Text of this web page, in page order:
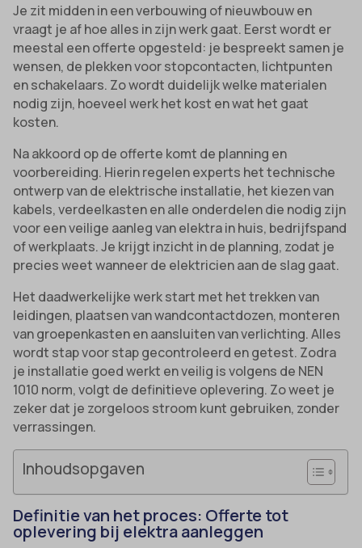
Je zit midden in een verbouwing of nieuwbouw en
vraagt je af hoe alles in zijn werk gaat. Eerst wordt er
meestal een offerte opgesteld: je bespreekt samen je
wensen, de plekken voor stopcontacten, lichtpunten
en schakelaars. Zo wordt duidelijk welke materialen
nodig zijn, hoeveel werk het kost en wat het gaat
kosten.
Na akkoord op de offerte komt de planning en
voorbereiding. Hierin regelen experts het technische
ontwerp van de elektrische installatie, het kiezen van
kabels, verdeelkasten en alle onderdelen die nodig zijn
voor een veilige aanleg van elektra in huis, bedrijfspand
of werkplaats. Je krijgt inzicht in de planning, zodat je
precies weet wanneer de elektricien aan de slag gaat.
Het daadwerkelijke werk start met het trekken van
leidingen, plaatsen van wandcontactdozen, monteren
van groepenkasten en aansluiten van verlichting. Alles
wordt stap voor stap gecontroleerd en getest. Zodra
je installatie goed werkt en veilig is volgens de NEN
1010 norm, volgt de definitieve oplevering. Zo weet je
zeker dat je zorgeloos stroom kunt gebruiken, zonder
verrassingen.
Inhoudsopgaven
Definitie van het proces: Offerte tot
oplevering bij elektra aanleggen